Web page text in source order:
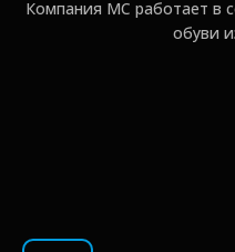
Компания MC работает в
обуви